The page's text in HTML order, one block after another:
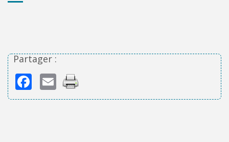
Partager :
Facebook
Email